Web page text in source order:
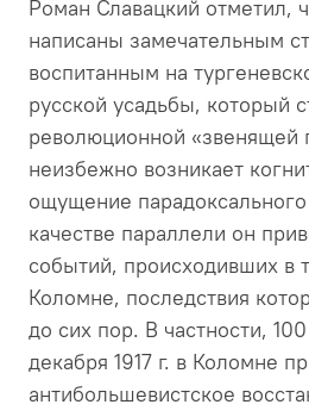
Роман Славацкий отметил,
написаны замечательным
воспитанным на
русской усадьбы, который
революционной «звенящей
неизбежно возникает
ощущение
качестве параллели он
событий, происходивших в
Коломне, последствия
до сих пор. В частности,
декабря 1917 г. в Коломне
антибольшевистское